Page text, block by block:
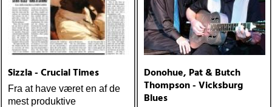
Sizzla - Crucial Times
Fra at have været en af de
mest produktive
Donohue, Pat & Butch
Thompson - Vicksburg
Blues